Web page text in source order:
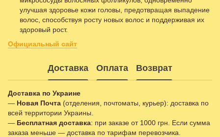
улучшая здоровье кожи головы, предотвращая выпадение
волос, способствуя росту новых волос и поддерживая их
здоровый рост.
Официальный сайт
Доставка Оплата Возврат
Доставка по Украине
— Новая Почта (отделения, почтоматы, курьер): доставка по
всей территории Украины.
— Бесплатная доставка: при заказе от 1000 грн. Если сумма
заказа меньше — доставка по тарифам перевозчика.